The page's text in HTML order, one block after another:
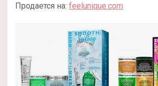
Продается на: feelunique.com